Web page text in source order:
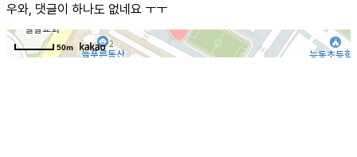
우와, 댓글이 하나도 없네요 ㅜㅜ
50m